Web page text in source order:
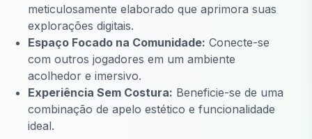
meticulosamente elaborado que aprimora suas
explorações digitais.
Espaço Focado na Comunidade: Conecte-se
com outros jogadores em um ambiente
acolhedor e imersivo.
Experiência Sem Costura: Beneficie-se de uma
combinação de apelo estético e funcionalidade
ideal.